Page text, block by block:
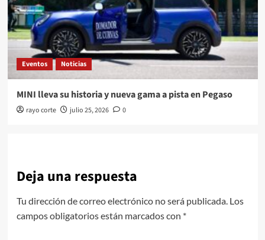
Eventos Noticias
MINI lleva su historia y nueva gama a pista en Pegaso
rayo corte julio 25, 2026 0
Deja una respuesta
Tu dirección de correo electrónico no será publicada. Los
campos obligatorios están marcados con *